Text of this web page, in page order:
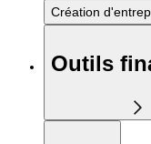
Création
Outils